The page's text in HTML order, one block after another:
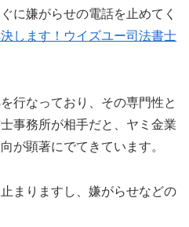
に嫌がらせの電話を止めてく
します！ウイズユー司法書士
行なっており、その専門性と
事務所が相手だと、ヤミ金業
が顕著にでてきています。
まりますし、嫌がらせなどの